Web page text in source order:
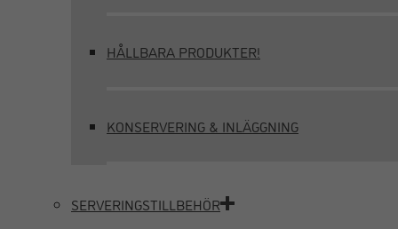
HÅLLBARA PRODUKTER!
KONSERVERING & INLÄGGNING
SERVERINGSTILLBEHÖR